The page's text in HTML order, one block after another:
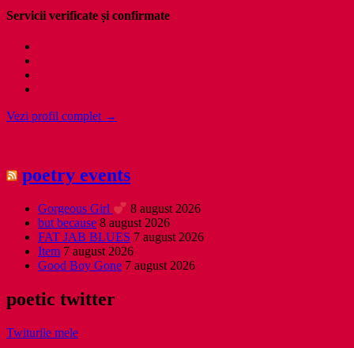
Servicii verificate și confirmate
Vezi profil complet →
poetry events
Gorgeous Girl
8 august 2026
but because 8 august 2026
FAT JAB BLUES 7 august 2026
Item 7 august 2026
Good Boy Gone 7 august 2026
poetic twitter
Twiturile mele